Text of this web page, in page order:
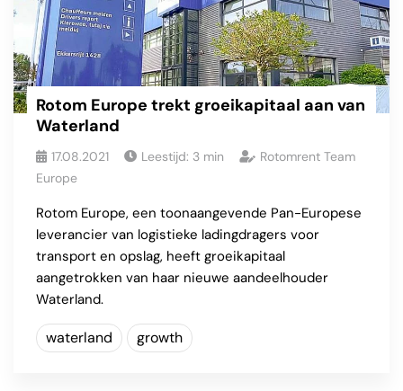
Rotom Europe trekt groeikapitaal aan van
Waterland
17.08.2021 Leestijd: 3 min
Rotomrent Team
Europe
Rotom Europe, een toonaangevende Pan-Europese
leverancier van logistieke ladingdragers voor
transport en opslag, heeft groeikapitaal
aangetrokken van haar nieuwe aandeelhouder
Waterland.
waterland growth